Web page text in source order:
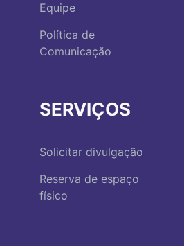
Equipe
Política de
Comunicação
SERVIÇOS
Solicitar divulgação
Reserva de espaço
físico